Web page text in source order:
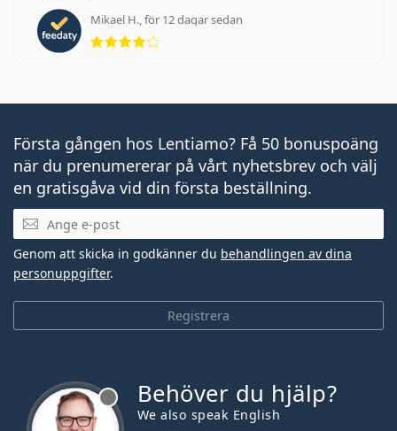
Mikael H., för 12 dagar sedan
Betyg 4 av 5
Första gången hos Lentiamo? Få 50 bonuspoäng
när du prenumererar på vårt nyhetsbrev och välj
en gratisgåva vid din första beställning.
Mejladress
Registrera
Genom att skicka in godkänner du behandlingen av dina
personuppgifter.
Behöver du hjälp?
We also speak English